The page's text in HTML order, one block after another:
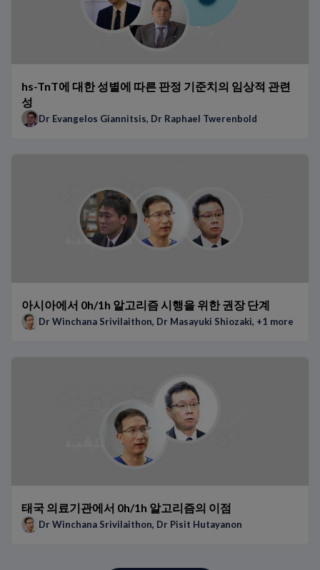
hs-TnT에 대한 성별에 따른 판정 기준치의 임상적 관련
성
Dr Evangelos Giannitsis, Dr Raphael Twerenbold
아시아에서 0h/1h 알고리즘 시행을 위한 권장 단계
Dr Winchana Srivilaithon, Dr Masayuki Shiozaki, +1 more
태국 의료기관에서 0h/1h 알고리즘의 이점
Dr Winchana Srivilaithon, Dr Pisit Hutayanon